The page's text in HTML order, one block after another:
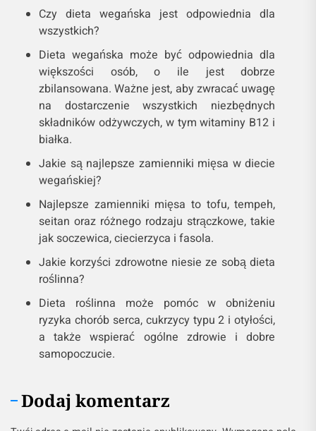
Czy dieta wegańska jest odpowiednia dla
wszystkich?
Dieta wegańska może być odpowiednia dla
większości osób, o ile jest dobrze
zbilansowana. Ważne jest, aby zwracać uwagę
na dostarczenie wszystkich niezbędnych
składników odżywczych, w tym witaminy B12 i
białka.
Jakie są najlepsze zamienniki mięsa w diecie
wegańskiej?
Najlepsze zamienniki mięsa to tofu, tempeh,
seitan oraz różnego rodzaju strączkowe, takie
jak soczewica, ciecierzyca i fasola.
Jakie korzyści zdrowotne niesie ze sobą dieta
roślinna?
Dieta roślinna może pomóc w obniżeniu
ryzyka chorób serca, cukrzycy typu 2 i otyłości,
a także wspierać ogólne zdrowie i dobre
samopoczucie.
Dodaj komentarz